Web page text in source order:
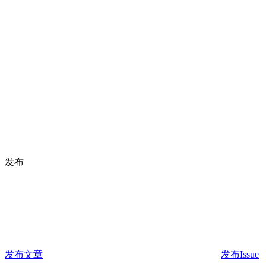
发布
发布文章 发布Issue